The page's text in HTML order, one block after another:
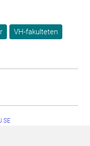
VH-fakulteten